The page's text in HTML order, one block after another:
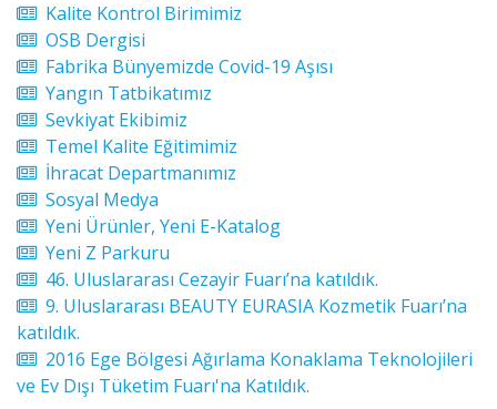
Kalite Kontrol Birimimiz
OSB Dergisi
Fabrika Bünyemizde Covid-19 Aşısı
Yangın Tatbikatımız
Sevkiyat Ekibimiz
Temel Kalite Eğitimimiz
İhracat Departmanımız
Sosyal Medya
Yeni Ürünler, Yeni E-Katalog
Yeni Z Parkuru
46. Uluslararası Cezayir Fuarı’na katıldık.
9. Uluslararası BEAUTY EURASIA Kozmetik Fuarı’na
katıldık.
2016 Ege Bölgesi Ağırlama Konaklama Teknolojileri
ve Ev Dışı Tüketim Fuarı'na Katıldık.